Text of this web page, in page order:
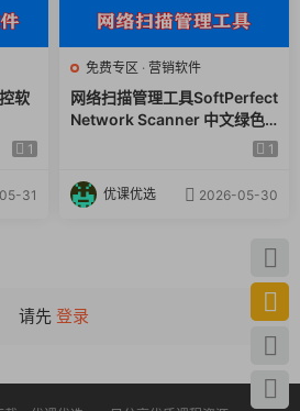
大却不复杂。无论是新手还是资深创
提升创作效率。最重要的是完全免
软
1
31
免费专区 · 营销软件
网络扫描管理工具SoftPerfect
Network Scanner 中文绿色
1
优课优选 2026-05-30
请先 登录